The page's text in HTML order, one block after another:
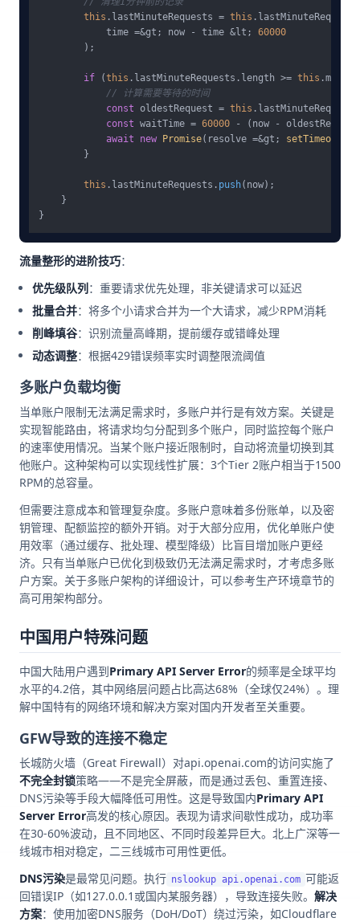
this . lastMinuteRequests = this . lastMinuteRequests
            time =&gt; now - time &lt;
60000
        );
if (this . lastMinuteRequests . length >= this .maxRPM
// 计算需要等待的时间
const oldestRequest = this . lastMinuteRequests
const waitTime = 60000 - (now -
await
new Promise(resolve =&gt; setTimeout
        }
this . lastMinuteRequests . push(now);
    }
流量整形的进阶技巧：
优先级队列：重要请求优先处理，非关键请求可以延迟
批量合并：将多个小请求合并为一个大请求，减少RPM消耗
削峰填谷：识别流量高峰期，提前缓存或错峰处理
动态调整：根据429错误频率实时调整限流阈值
多账户负载均衡
当单账户限制无法满足需求时，多账户并行是有效方案。关键是
实现智能路由，将请求均匀分配到多个账户，同时监控每个账户
的速率使用情况。当某个账户接近限制时，自动将流量切换到其
他账户。这种架构可以实现线性扩展：3个Tier 2账户相当于1500
RPM的总容量。
但需要注意成本和管理复杂度。多账户意味着多份账单，以及密
钥管理、配额监控的额外开销。对于大部分应用，优化单账户使
用效率（通过缓存、批处理、模型降级）比盲目增加账户更经
济。只有当单账户已优化到极致仍无法满足需求时，才考虑多账
户方案。关于多账户架构的详细设计，可以参考生产环境章节的
高可用架构部分。
中国用户特殊问题
中国大陆用户遇到Primary API Server Error的频率是全球平均
水平的4.2倍，其中网络层问题占比高达68%（全球仅24%）。理
解中国特有的网络环境和解决方案对国内开发者至关重要。
GFW导致的连接不稳定
长城防火墙（Great Firewall）对api.openai.com的访问实施了
不完全封锁策略——不是完全屏蔽，而是通过丢包、重置连接、
DNS污染等手段大幅降低可用性。这是导致国内Primary API
Server Error高发的核心原因。表现为请求间歇性成功，成功率
在30-60%波动，且不同地区、不同时段差异巨大。北上广深等一
线城市相对稳定，二三线城市可用性更低。
DNS污染是最常见问题。执行 nslookup api.openai.com 可能返
回错误IP（如127.0.0.1或国内某服务器），导致连接失败。 解决
方案：使用加密DNS服务（DoH/DoT）绕过污染，如Cloudflare